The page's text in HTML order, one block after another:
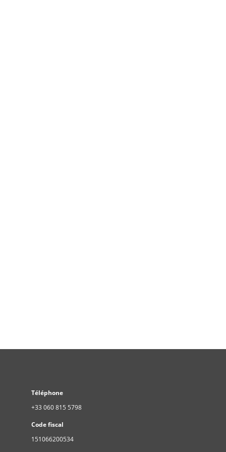
Téléphone
+33 060 815 5798
Code fiscal
151066200534